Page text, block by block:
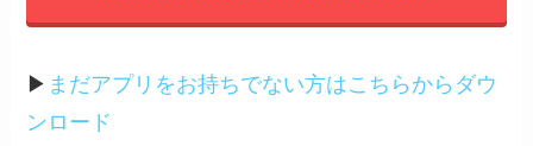
▶︎ まだアプリをお持ちでない方はこちらからダウ
ンロード